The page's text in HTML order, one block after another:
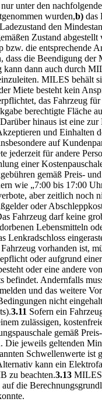
unter den
wurden,b) das
den
Zustand abgestellt
die entsprechende
dass die Beendigung
dann auch durch
MILES behält
Miete besteht kein
das Fahrzeug
berechtigte Fläche
hinaus ist eine
und Einhalten
auf
jederzeit für andere
einer
gemäß Preis-
wie „7:00 bis 17:00
aber zeitlich
oder
Fahrzeug darf keine
Lebensmitteln
Lenkradschloss
vorhanden ist,
oder aufgrund
oder eine andere
befindet. Andernfalls
und das weitere
nicht
3.11 Sofern ein
zulässigen,
gemäß
Die jeweils geltenden
Schwellenwerte ist
kann ein
zu beachten.3.13 MILES
auf die